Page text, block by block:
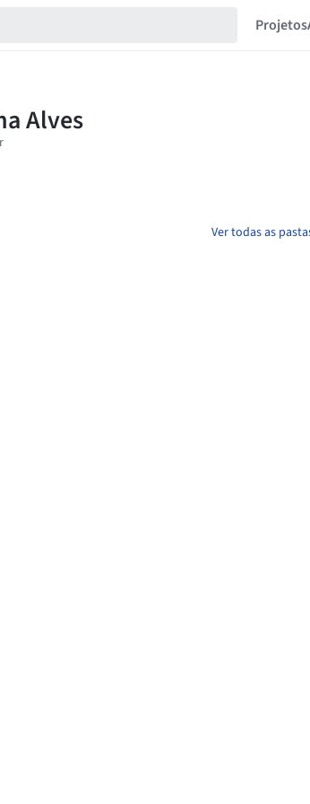
Projetos
Ver todas as